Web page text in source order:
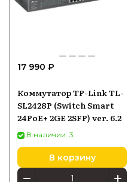
17 990 ₽
Коммутатор TP-Link TL-
SL2428P (Switch Smart
24PoE+ 2GE 2SFP) ver. 6.2
В наличии: 3
В корзину